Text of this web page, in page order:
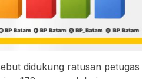
didukung ratusan petugas